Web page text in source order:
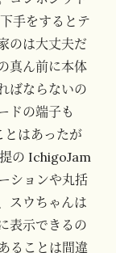
手をするとテ
のは大丈夫だ
真ん前に本体
ばならないの
ドの端子も
とはあったが
の IchigoJam
ションや丸括
スウちゃんは
表示できるの
ることは間違